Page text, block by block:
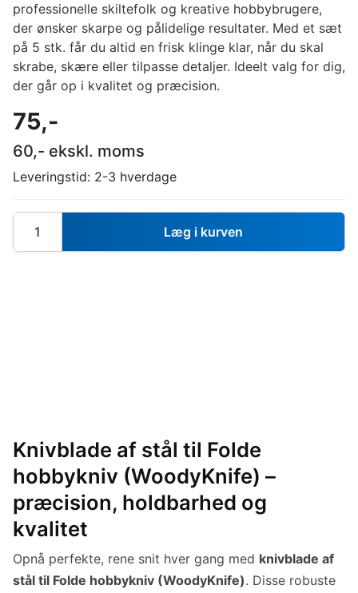
professionelle skiltefolk og kreative hobbybrugere,
der ønsker skarpe og pålidelige resultater. Med et sæt
på 5 stk. får du altid en frisk klinge klar, når du skal
skrabe, skære eller tilpasse detaljer. Ideelt valg for dig,
der går op i kvalitet og præcision.
75,-
60,- ekskl. moms
Leveringstid: 2-3 hverdage
Læg i kurven
Knivblade af stål til Folde
hobbykniv (WoodyKnife) –
præcision, holdbarhed og
kvalitet
Opnå perfekte, rene snit hver gang med knivblade af
stål til Folde hobbykniv (WoodyKnife). Disse robuste